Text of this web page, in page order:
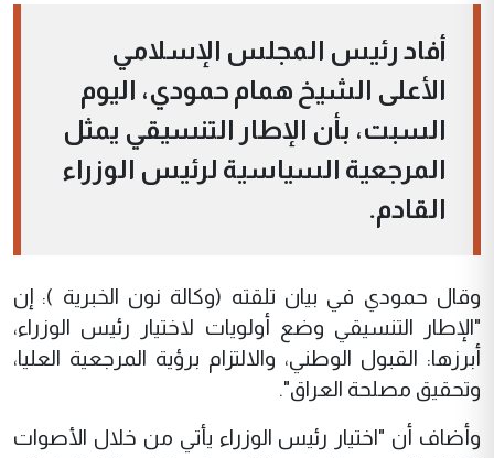
أفاد رئيس المجلس الإسلامي
الأعلى الشيخ همام حمودي، اليوم
السبت، بأن الإطار التنسيقي يمثل
المرجعية السياسية لرئيس الوزراء
القادم.
وقال حمودي في بيان تلقته (وكالة نون الخبرية ): إن
"الإطار التنسيقي وضع أولويات لاختيار رئيس الوزراء،
أبرزها: القبول الوطني، والالتزام برؤية المرجعية العليا،
وتحقيق مصلحة العراق".
وأضاف أن "اختيار رئيس الوزراء يأتي من خلال الأصوات